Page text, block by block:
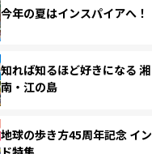
今年の夏はインスパイアへ！
知れば知るほど好きになる 湘
南・江の島
地球の歩き方45周年記念 イン